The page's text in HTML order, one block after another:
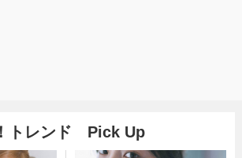
トレンド Pick Up